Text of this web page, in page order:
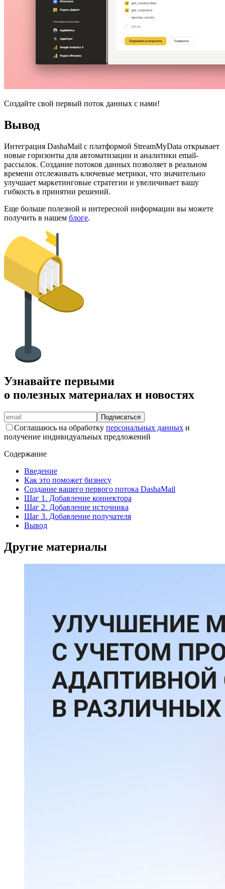
Создайте свой первый поток данных с нами!
Вывод
Интеграция DashaMail с платформой StreamMyData открывает
новые горизонты для автоматизации и аналитики email-
рассылок. Создание потоков данных позволяет в реальном
времени отслеживать ключевые метрики, что значительно
улучшает маркетинговые стратегии и увеличивает вашу
гибкость в принятии решений.
Еще больше полезной и интересной информации вы можете
получить в нашем блоге.
Узнавайте первыми
о полезных материалах и новостях
Подписаться
Соглашаюсь на обработку персональных данных и
получение индивидуальных предложений
Содержание
Введение
Как это поможет бизнесу
Создание вашего первого потока DashaMail
Шаг 1. Добавление коннектора
Шаг 2. Добавление источника
Шаг 3. Добавление получателя
Вывод
Другие материалы